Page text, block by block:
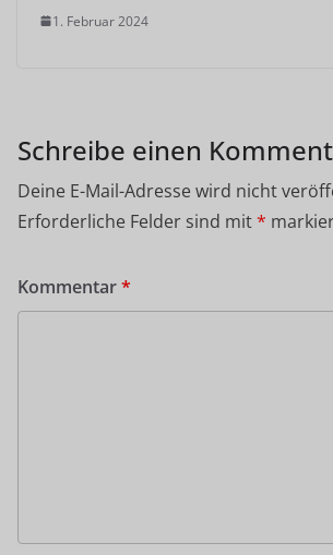
1. Februar 2024
Schreibe einen
Deine E-Mail-Adresse wird nicht
Erforderliche Felder sind mit*
Kommentar*